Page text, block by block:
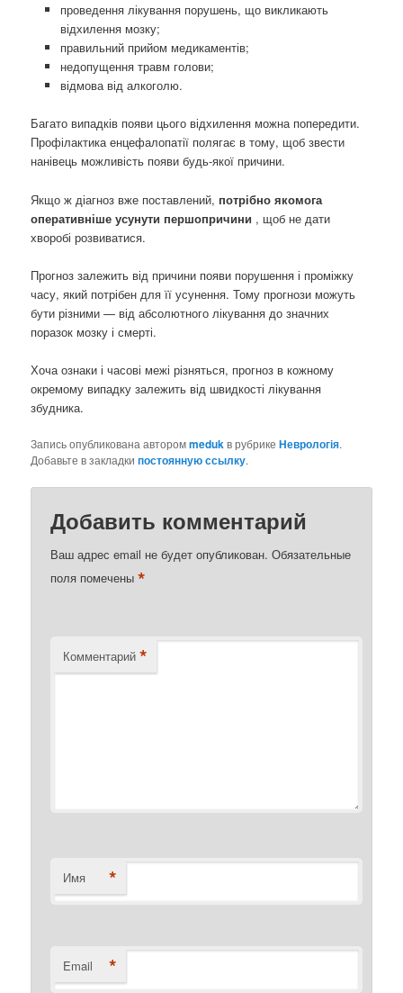
проведення лікування порушень, що викликають
відхилення мозку;
правильний прийом медикаментів;
недопущення травм голови;
відмова від алкоголю.
Багато випадків появи цього відхилення можна попередити.
Профілактика енцефалопатії полягає в тому, щоб звести
нанівець можливість появи будь-якої причини.
Якщо ж діагноз вже поставлений, потрібно якомога
оперативніше усунути першопричини , щоб не дати
хворобі розвиватися.
Прогноз залежить від причини появи порушення і проміжку
часу, який потрібен для її усунення. Тому прогнози можуть
бути різними — від абсолютного лікування до значних
поразок мозку і смерті.
Хоча ознаки і часові межі різняться, прогноз в кожному
окремому випадку залежить від швидкості лікування
збудника.
Запись опубликована авторомmedukв рубрикеНеврологія.
Добавьте в закладкипостоянную ссылку.
Добавить комментарий
Ваш адрес email не будет опубликован. Обязательные
поля помечены*
Комментарий *
Имя *
Email *